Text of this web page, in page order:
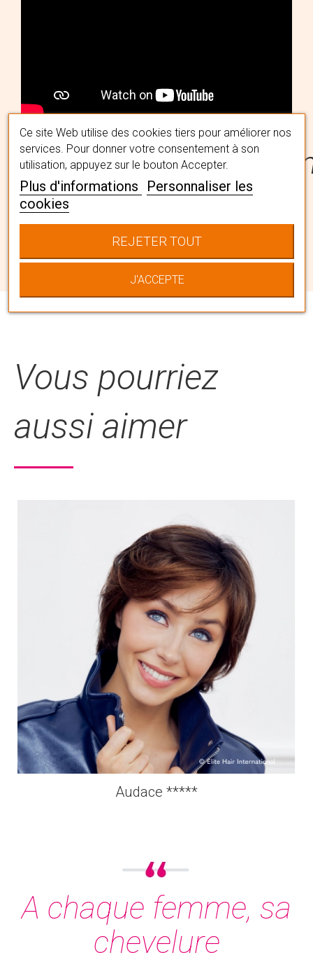
Trouvez la perruque qui vous
convient avec l'aide de nos
LA chevelure qui vous correspond
Vous pourriez
aussi aimer
Audace *****
A chaque femme, sa
chevelure
Ce site Web utilise des cookies tiers pour améliorer nos
services. Pour donner votre consentement à son
utilisation, appuyez sur le bouton Accepter.
Plus d'informations
Personnaliser les
cookies
REJETER TOUT
J'ACCEPTE